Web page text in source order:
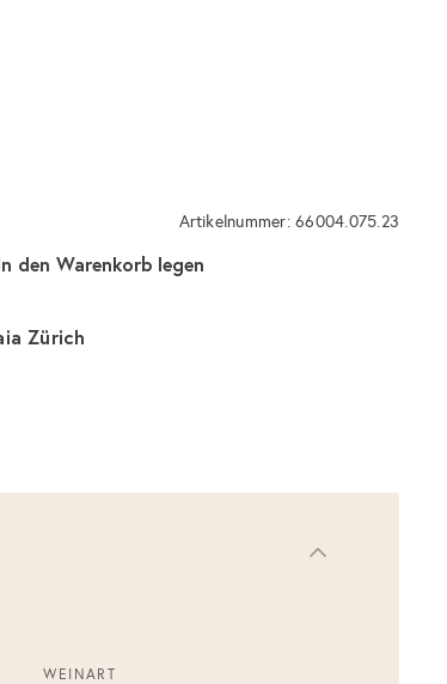
Artikelnummer: 66004.075.23
den Warenkorb legen
Zürich
WEINART